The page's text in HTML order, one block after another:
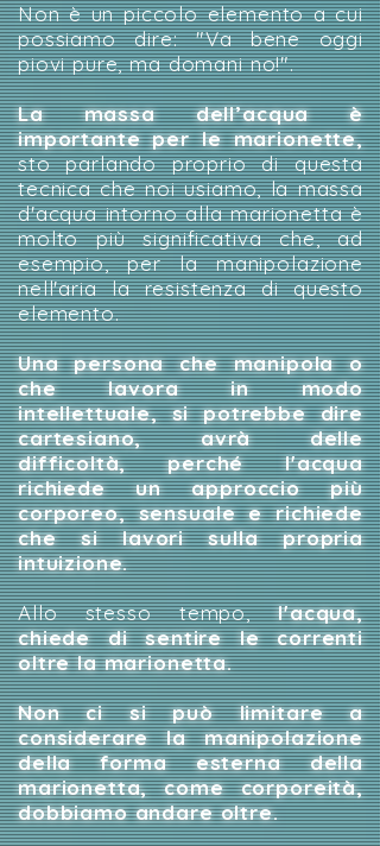
Non è un piccolo elemento a cui
possiamo dire: "Va bene oggi
piovi pure, ma domani no!".
La massa dell’acqua è
importante per le marionette,
sto parlando proprio di questa
tecnica che noi usiamo, la massa
d'acqua intorno alla marionetta è
molto più significativa che, ad
esempio, per la manipolazione
nell'aria la resistenza di questo
elemento.
Una persona che manipola o
che lavora in modo
intellettuale, si potrebbe dire
cartesiano, avrà delle
difficoltà, perché l'acqua
richiede un approccio più
corporeo, sensuale e richiede
che si lavori sulla propria
intuizione.
Allo stesso tempo,l'acqua,
chiede di sentire le correnti
oltre la marionetta.
Non ci si può limitare a
considerare la manipolazione
della forma esterna della
marionetta, come corporeità,
dobbiamo andare oltre.